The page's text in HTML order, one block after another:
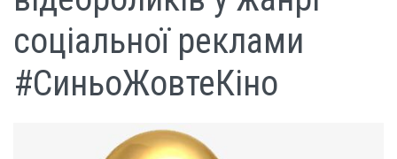
соціальної реклами
#СиньоЖовтеКіно